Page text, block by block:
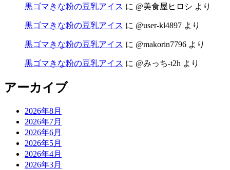
黒ゴマきな粉の豆乳アイス に @美食屋ヒロシ より
黒ゴマきな粉の豆乳アイス に @user-kl4897 より
黒ゴマきな粉の豆乳アイス に @makorin7796 より
黒ゴマきな粉の豆乳アイス に @みっち-t2h より
アーカイブ
2026年8月
2026年7月
2026年6月
2026年5月
2026年4月
2026年3月